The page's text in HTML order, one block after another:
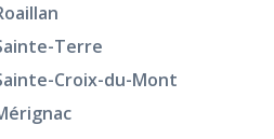
Terre
Croix-du-Mont